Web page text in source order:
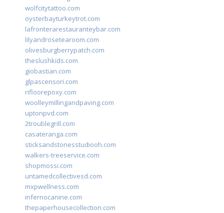
wolfcitytattoo.com
oysterbayturkeytrot.com
lafronterarestauranteybar.com
lilyandrosetearoom.com
olivesburgberrypatch.com
theslushkids.com
giobastian.com
glpascensori.com
rifloorepoxy.com
woolleymillingandpaving.com
uptonpvd.com
2troublegrill.com
casateranga.com
sticksandstonesstudiooh.com
walkers-treeservice.com
shopmossi.com
untamedcollectivesd.com
mxpwellness.com
infernocanine.com
thepaperhousecollection.com